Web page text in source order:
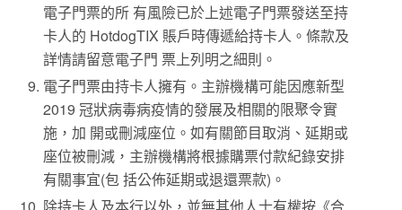
電子門票的所 有風險已於上述電子門票發送至持
卡人的 HotdogTIX 賬戶時傳遞給持卡人。條款及
詳情請留意電子門 票上列明之細則。
電子門票由持卡人擁有。主辦機構可能因應新型
2019 冠狀病毒病疫情的發展及相關的限聚令實
施，加 開或刪減座位。如有關節目取消、延期或
座位被刪減，主辦機構將根據購票付款紀錄安排
有關事宜(包 括公佈延期或退還票款)。